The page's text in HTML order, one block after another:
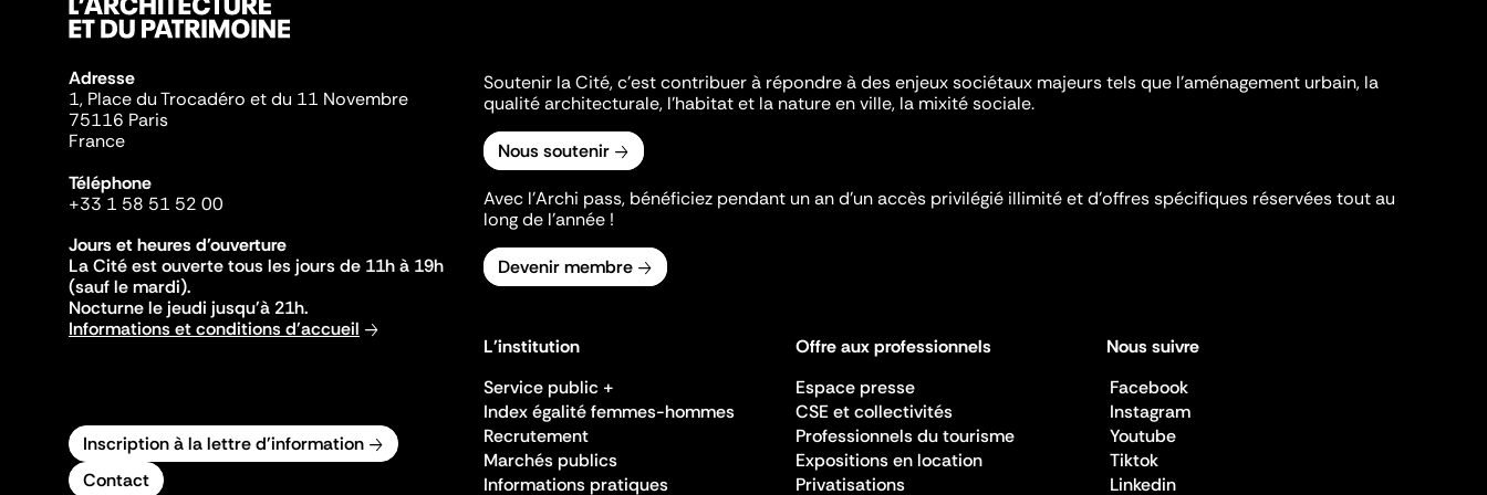
Adresse
1, Place du Trocadéro et du 11 Novembre
75116 Paris
France
Téléphone
+33 1 58 51 52 00
Jours et heures d'ouverture
La Cité est ouverte tous les jours de 11h à 19h
(sauf le mardi).
Nocturne le jeudi jusqu'à 21h.
Informations et conditions d'accueil
Inscription à la lettre d'information
Contact
Soutenir la Cité, c'est contribuer à répondre à des enjeux sociétaux majeurs tels que l'aménagement urbain, la
qualité architecturale, l'habitat et la nature en ville, la mixité sociale.
Nous soutenir
Avec l’Archi pass, bénéficiez pendant un an d’un accès privilégié illimité et d’offres spécifiques réservées tout au
long de l’année !
Devenir membre
L'institution
Service public +
Index égalité femmes-hommes
Recrutement
Marchés publics
Informations pratiques
Offre aux professionnels
Espace presse
CSE et collectivités
Professionnels du tourisme
Expositions en location
Privatisations
Nous suivre
Facebook
Instagram
Youtube
Tiktok
Linkedin